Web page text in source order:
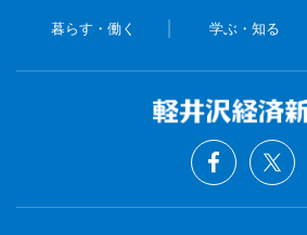
暮らす・働く 学ぶ・知る